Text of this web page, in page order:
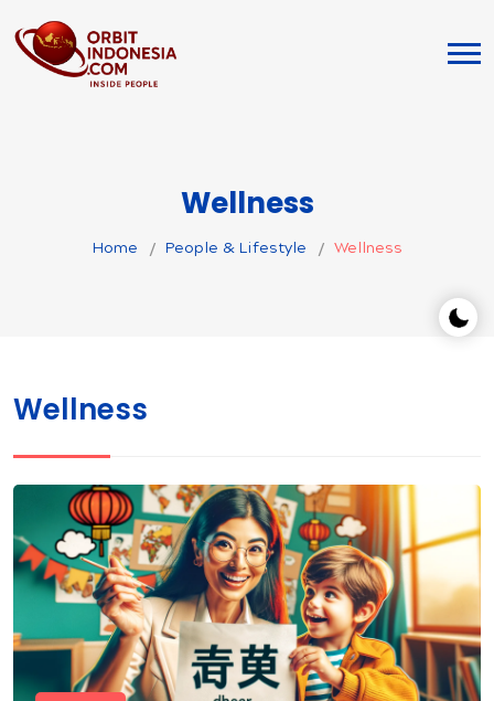
Wellness
Home People & Lifestyle Wellness
Wellness